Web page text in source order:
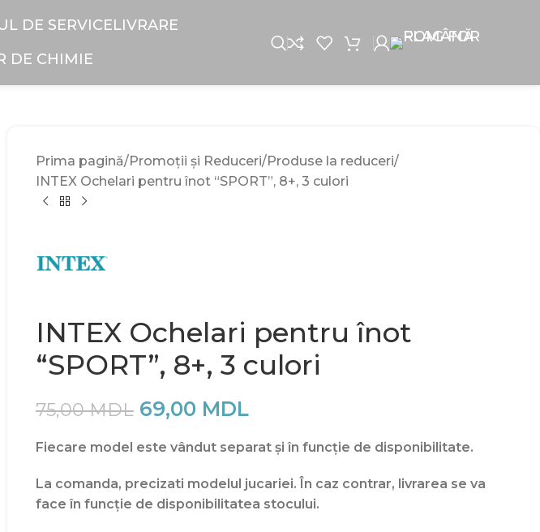
DE SERVICELIVRARE
DE CHIMIE
Prima pagină Promoții și Reduceri Produse la reduceri
INTEX Ochelari pentru înot “SPORT”, 8+, 3 culori
INTEX Ochelari pentru înot
“SPORT”, 8+, 3 culori
75,00MDL 69,00 MDL
Fiecare model este vândut separat și în funcție de disponibilitate.
La comanda, precizati modelul jucariei. În caz contrar, livrarea se va
face în funcție de disponibilitatea stocului.